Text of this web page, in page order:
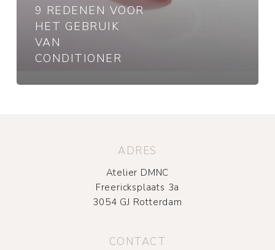
9 REDENEN VOOR
HET GEBRUIK
VAN
CONDITIONER
ADRES
Atelier DMNC
Freericksplaats 3a
3054 GJ Rotterdam
CONTACT